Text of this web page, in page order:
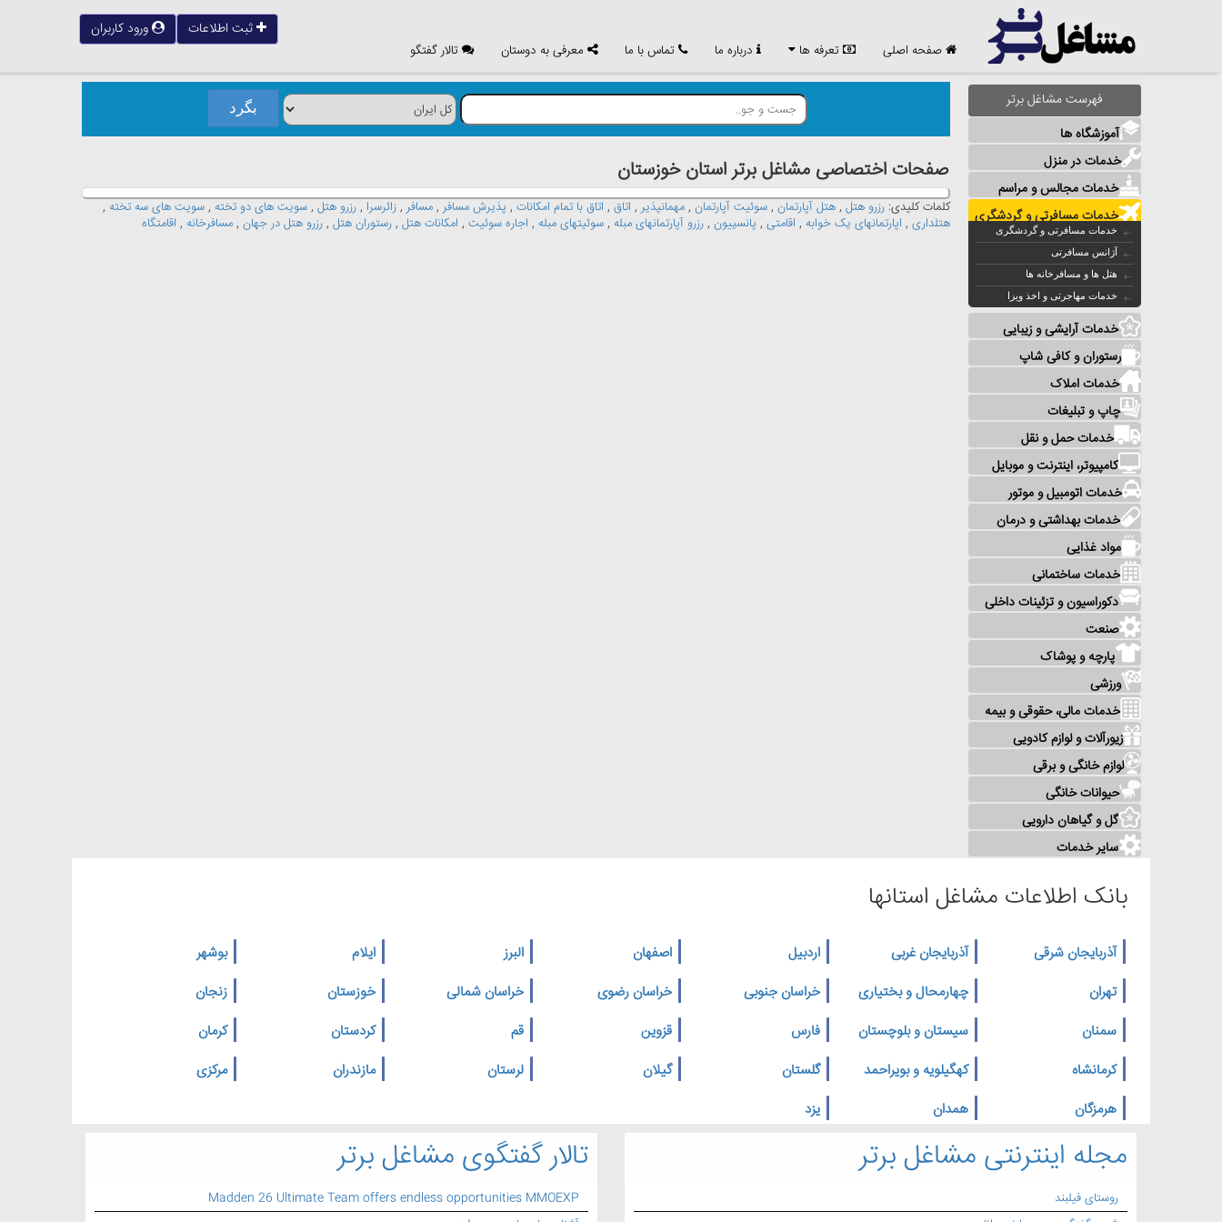
صفحه اصلی تعرفه ها درباره ما تماس با ما معرفی به دوستان تالار گفتگو
ثبت اطلاعات ورود کاربران
فهرست مشاغل برتر
آموزشگاه ها
خدمات در منزل
خدمات مجالس و مراسم
خدمات مسافرتی و گردشگری
خدمات مسافرتی و گردشگری
آژانس مسافرتی
هتل ها و مسافرخانه ها
خدمات مهاجرتی و اخذ ویزا
خدمات آرایشی و زیبایی
رستوران و کافی شاپ
خدمات املاک
چاپ و تبلیغات
خدمات حمل و نقل
کامپیوتر، اینترنت و موبایل
خدمات اتومبیل و موتور
خدمات بهداشتی و درمان
مواد غذایی
خدمات ساختمانی
دکوراسیون و تزئینات داخلی
صنعت
پارچه و پوشاک
ورزشی
خدمات مالی، حقوقی و بیمه
زیورآلات و لوازم کادویی
لوازم خانگی و برقی
حیوانات خانگی
گل و گیاهان دارویی
سایر خدمات
صفحات اختصاصی مشاغل برتر استان خوزستان
کلمات کلیدی: رزرو هتل , هتل آپارتمان , سوئیت آپارتمان , مهمانپذیر , اتاق , اتاق با تمام امکانات , پذیرش مسافر , مسافر , زائرسرا , رزرو هتل , سویت های دو تخته , سویت های سه تخته ,
هتلداری , اپارتمانهای یک خوابه , اقامتی , پانسییون , رزرو آپارتمانهای مبله , سوئیتهای مبله , اجاره سوئیت , امکانات هتل , رستوران هتل , رزرو هتل در جهان , مسافرخانه , اقامتگاه
بانک اطلاعات مشاغل استانها
آذربایجان شرقی آذربایجان غربی اردبیل اصفهان البرز ایلام
بوشهر
تهران
چهارمحال و بختیاری خراسان جنوبی خراسان رضوی خراسان شمالی خوزستان
زنجان
سمنان
سیستان و بلوچستان فارس قزوین قم کردستان
کرمان
کرمانشاه
کهگیلویه و بویراحمد گلستان گیلان لرستان مازندران
مرکزی
هرمزگان
همدان یزد
تالار گفتگوی مشاغل برتر
Madden 26 Ultimate Team offers endless opportunities MMOEXP
مجله اینترنتی مشاغل برتر
روستای فیلبند